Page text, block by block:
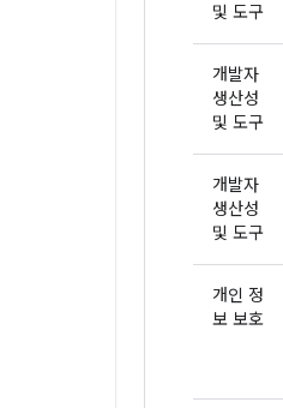
및 도구
개발자
생산성
및 도구
개발자
생산성
및 도구
개인 정
보 보호